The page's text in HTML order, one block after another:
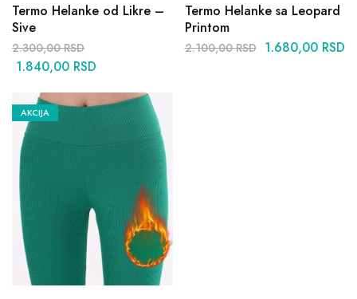
Termo Helanke od Likre –
Sive
2.300,00RSD
1.840,00 RSD
Termo Helanke sa Leopard
Printom
2.100,00RSD 1.680,00 RSD
AKCIJA